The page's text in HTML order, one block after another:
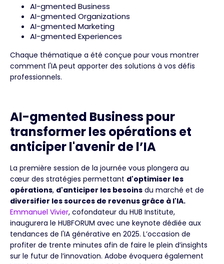
AI-gmented Business
AI-gmented Organizations
AI-gmented Marketing
AI-gmented Experiences
Chaque thématique a été conçue pour vous montrer
comment l'IA peut apporter des solutions à vos défis
professionnels.
AI-gmented Business pour
transformer les opérations et
anticiper l'avenir de l’IA
La première session de la journée vous plongera au
cœur des stratégies permettant d'optimiser les
opérations, d'anticiper les besoins du marché et de
diversifier les sources de revenus grâce à l'IA.
Emmanuel Vivier, cofondateur du HUB Institute,
inaugurera le HUBFORUM avec une keynote dédiée aux
tendances de l'IA générative en 2025. L’occasion de
profiter de trente minutes afin de faire le plein d’insights
sur le futur de l’innovation. Adobe évoquera également